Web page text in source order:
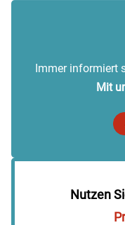
Immer informiert
Mit
Nutzen